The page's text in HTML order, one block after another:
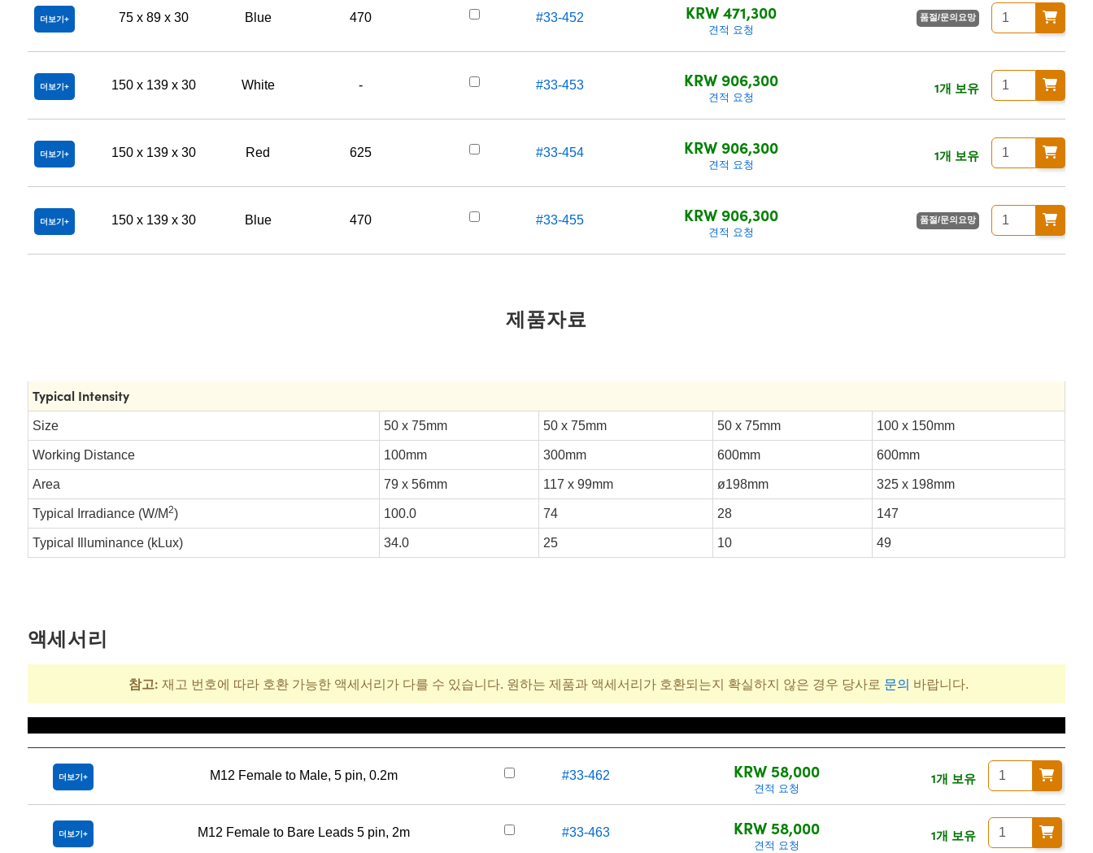
더보기 75 x 89 x 30 Blue 470 #33-452 KRW 471,300
견적 요청
품절/문의요망
더보기 150 x 139 x 30 White - #33-453 KRW 906,300
견적 요청
1개 보유
더보기 150 x 139 x 30 Red 625 #33-454 KRW 906,300
견적 요청
1개 보유
더보기 150 x 139 x 30 Blue 470 #33-455 KRW 906,300
견적 요청
품절/문의요망
제품자료
Typical Intensity
Size 50 x 75mm 50 x 75mm 50 x 75mm 100 x 150mm
Working Distance 100mm 300mm 600mm 600mm
Area 79 x 56mm 117 x 99mm ø198mm 325 x 198mm
Typical Irradiance (W/M2) 100.0 74 28 147
Typical Illuminance (kLux) 34.0 25 10 49
액세서리
참고: 재고 번호에 따라 호환 가능한 액세서리가 다를 수 있습니다. 원하는 제품과 액세서리가 호환되는지 확실하지 않은 경우 당사로 문의 바랍니다.
더보기 M12 Female to Male, 5 pin, 0.2m #33-462 KRW 58,000
견적 요청
1개 보유
더보기 M12 Female to Bare Leads 5 pin, 2m #33-463 KRW 58,000
견적 요청
1개 보유